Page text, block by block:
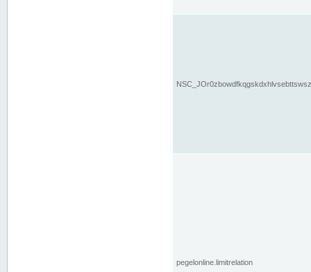
pegelonline.limitrelation